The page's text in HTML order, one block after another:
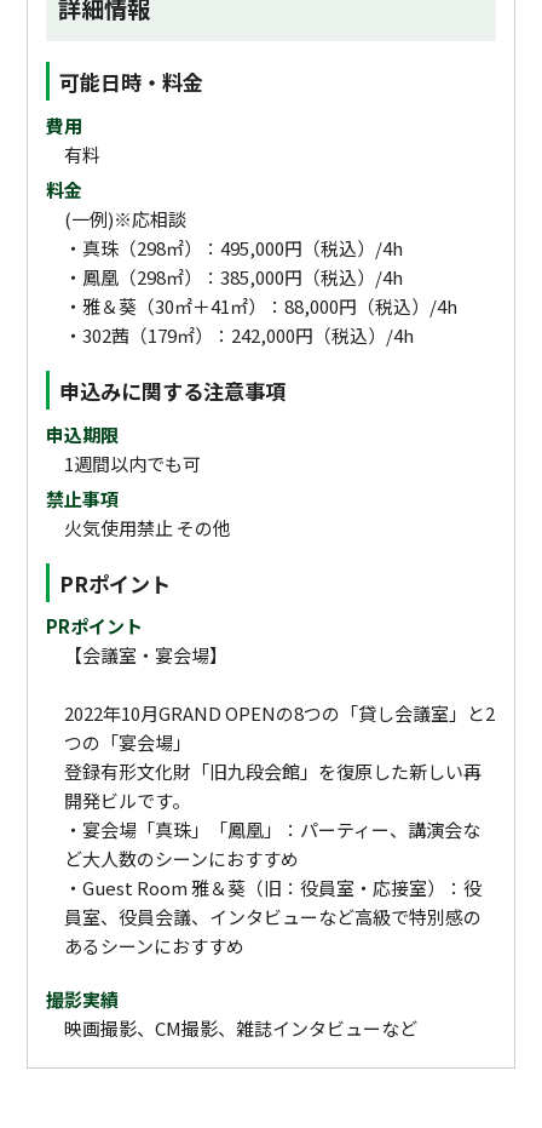
詳細情報
可能日時・料金
費用
有料
料金
(一例)※応相談
・真珠（298㎡）：495,000円（税込）/4h
・鳳凰（298㎡）：385,000円（税込）/4h
・雅＆葵（30㎡＋41㎡）：88,000円（税込）/4h
・302茜（179㎡）：242,000円（税込）/4h
申込みに関する注意事項
申込期限
1週間以内でも可
禁止事項
火気使用禁止 その他
PRポイント
PRポイント
【会議室・宴会場】
2022年10月GRAND OPENの8つの「貸し会議室」と2
つの「宴会場」
登録有形文化財「旧九段会館」を復原した新しい再
開発ビルです。
・宴会場「真珠」「鳳凰」：パーティー、講演会な
ど大人数のシーンにおすすめ
・Guest Room 雅＆葵（旧：役員室・応接室）：役
員室、役員会議、インタビューなど高級で特別感の
あるシーンにおすすめ
撮影実績
映画撮影、CM撮影、雑誌インタビューなど